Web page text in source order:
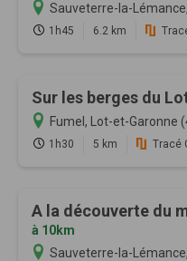
Sauveterre-la-
1h45 6.2 km
Sur les berges du
Fumel, Lot-et-Garonne
1h30 5 km Tracé
A la découverte du
à 10km
Sauveterre-la-